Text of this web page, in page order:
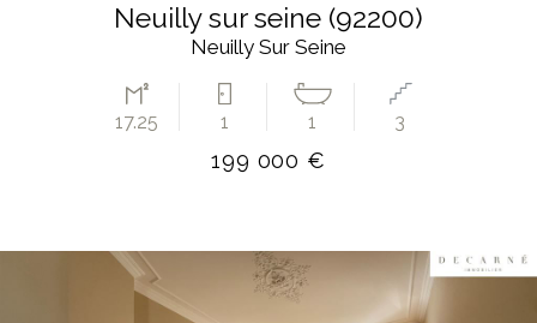
neuilly sur seine (92200)
Neuilly Sur Seine
17.25 1 1 3
199 000 €